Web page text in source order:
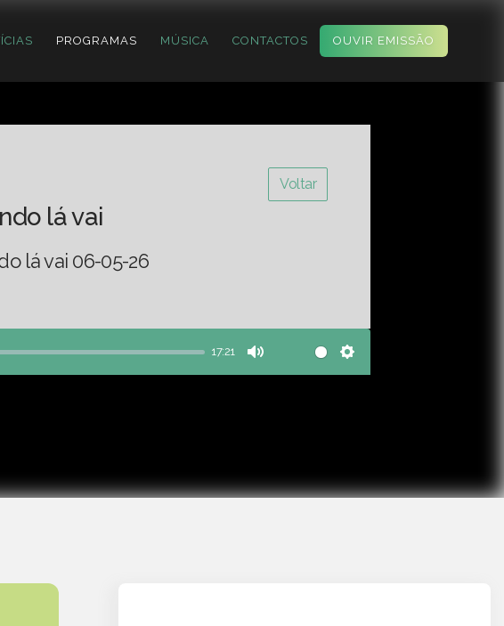
PROGRAMAS MÚSICA CONTACTOS OUVIR EMISSÃO
Voltar
lá vai
lá vai 06-05-26
17:21
Mute Settings